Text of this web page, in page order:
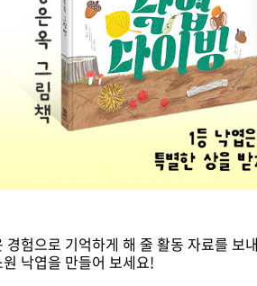
경험으로 기억하게 해 줄 활동 자료를 보
낙엽을 만들어 보세요!